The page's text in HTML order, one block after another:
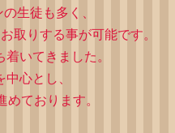
生徒も多く、
取りする事が可能です。
いてきました。
心とし、
ております。